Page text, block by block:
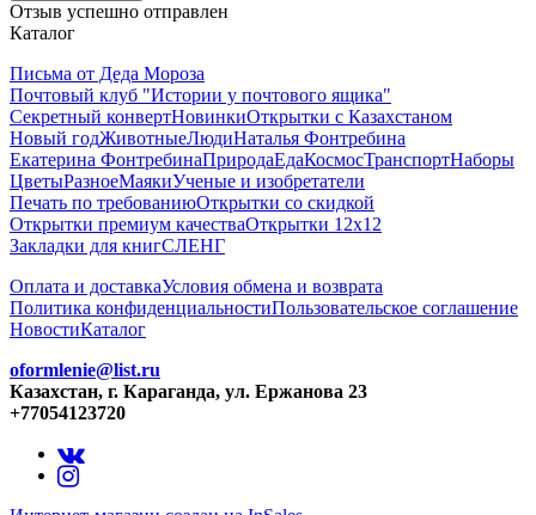
Отзыв успешно отправлен
Каталог
Письма от Деда Мороза
Почтовый клуб "Истории у почтового ящика"
Секретный конвертНовинкиОткрытки с Казахстаном
Новый годЖивотныеЛюдиНаталья Фонтребина
Екатерина ФонтребинаПриродаЕдаКосмосТранспортНаборы
ЦветыРазноеМаякиУченые и изобретатели
Печать по требованиюОткрытки со скидкой
Открытки премиум качестваОткрытки 12х12
Закладки для книгСЛЕНГ
Оплата и доставкаУсловия обмена и возврата
Политика конфиденциальностиПользовательское соглашение
НовостиКаталог
oformlenie@list.ru
Казахстан, г. Караганда, ул. Ержанова 23
+77054123720